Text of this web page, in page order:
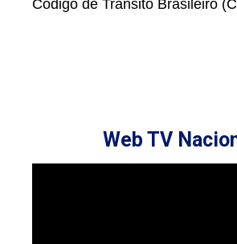
Código de Trânsito Brasileiro
Web TV